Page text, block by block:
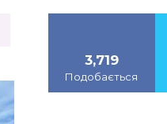
3,719
Подобається